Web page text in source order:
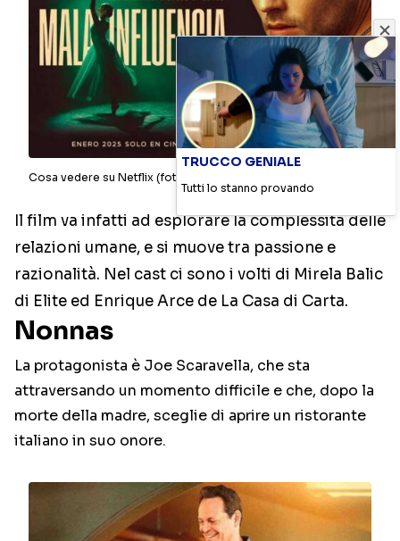
Cosa vedere su Netflix (foto Netflix) cineblog.it
Il film va infatti ad esplorare la complessità delle
relazioni umane, e si muove tra passione e
razionalità. Nel cast ci sono i volti di Mirela Balic
di Elite ed Enrique Arce de La Casa di Carta.
Nonnas
La protagonista è Joe Scaravella, che sta
attraversando un momento difficile e che, dopo la
morte della madre, sceglie di aprire un ristorante
italiano in suo onore.
TRUCCO GENIALE
Tutti lo stanno provando